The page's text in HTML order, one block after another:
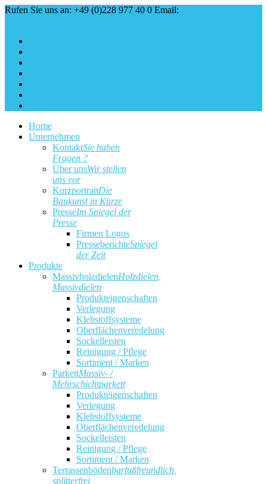
Rufen Sie uns an: +49 (0)228 977 40 0 Email:
Home
Unternehmen
KontaktSie haben
Fragen ?
Über unsWir stellen
uns vor
KurzportraitDie
Baukunst in Kürze
PresseIm Spiegel der
Presse
Firmen Logos
PresseberichteSpiegel
der Zeit
Produkte
MassivholzdielenHolzdielen,
Massivdielen
Produkteigenschaften
Verlegung
Klebstoffsysteme
Oberflächenveredelung
Sockelleisten
Reinigung / Pflege
Sortiment / Marken
ParkettMassiv- /
Mehrschichtparkett
Produkteigenschaften
Verlegung
Klebstoffsysteme
Oberflächenveredelung
Sockelleisten
Reinigung / Pflege
Sortiment / Marken
Terrassenbödenbarfußfreundlich,
splitterfrei